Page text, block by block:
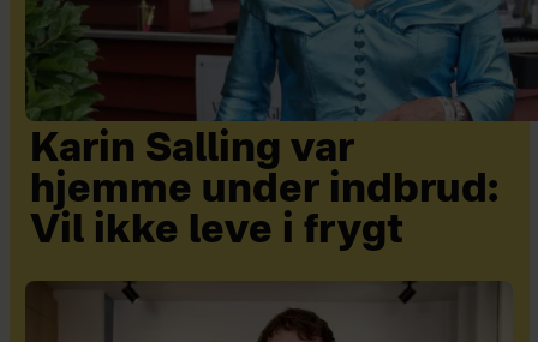
Karin Salling var
hjemme under indbrud:
Vil ikke leve i frygt